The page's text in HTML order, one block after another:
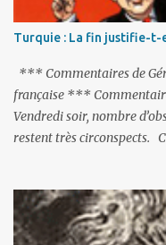
Turquie : La fin justifie-t-
*** Commentaires de
française ***
Vendredi soir, nombre
restent très circonspects.
actions menées par le
réalisation du putsch lui-